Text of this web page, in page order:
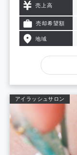
売上高
売却希望額
地域
アイラッシュサロン